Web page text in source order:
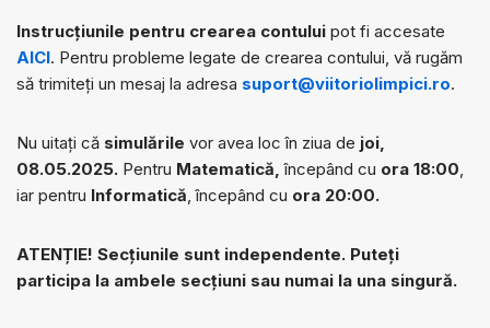
Instrucțiunile pentru crearea contului pot fi accesate
AICI. Pentru probleme legate de crearea contului, vă rugăm
să trimiteți un mesaj la adresa suport@viitoriolimpici.ro.
Nu uitați că simulările vor avea loc în ziua de joi,
08.05.2025. Pentru Matematică,începând cu ora 18:00,
iar pentru Informatică, începând cu ora 20:00.
ATENȚIE! Secțiunile sunt independente. Puteți
participa la ambele secțiuni sau numai la una singură.